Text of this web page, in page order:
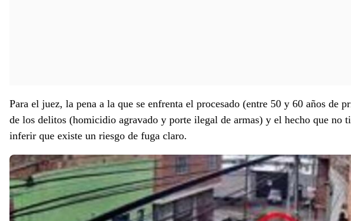
Para el juez, la pena a la que se enfrenta el procesado (entre 50 y 60 años de
de los delitos (homicidio agravado y porte ilegal de armas) y el hecho que no
inferir que existe un riesgo de fuga claro.